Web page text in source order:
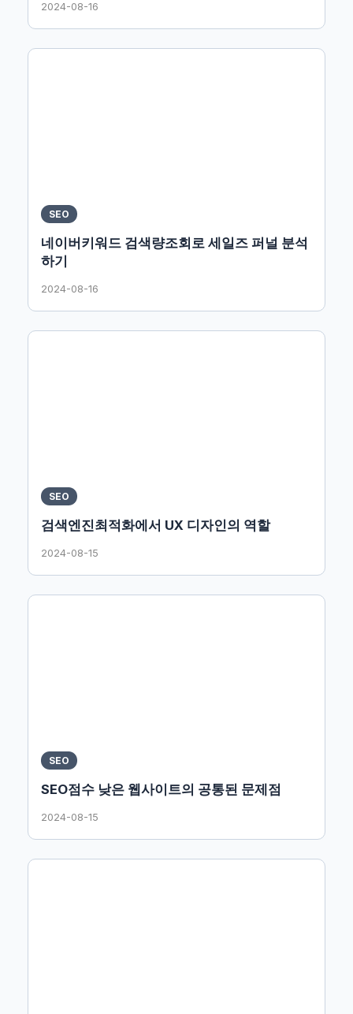
2024-08-16
SEO
네이버키워드 검색량조회로 세일즈 퍼널 분석
하기
2024-08-16
SEO
검색엔진최적화에서 UX 디자인의 역할
2024-08-15
SEO
SEO점수 낮은 웹사이트의 공통된 문제점
2024-08-15